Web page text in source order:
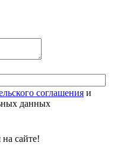
соглашения и
данных
сайте!